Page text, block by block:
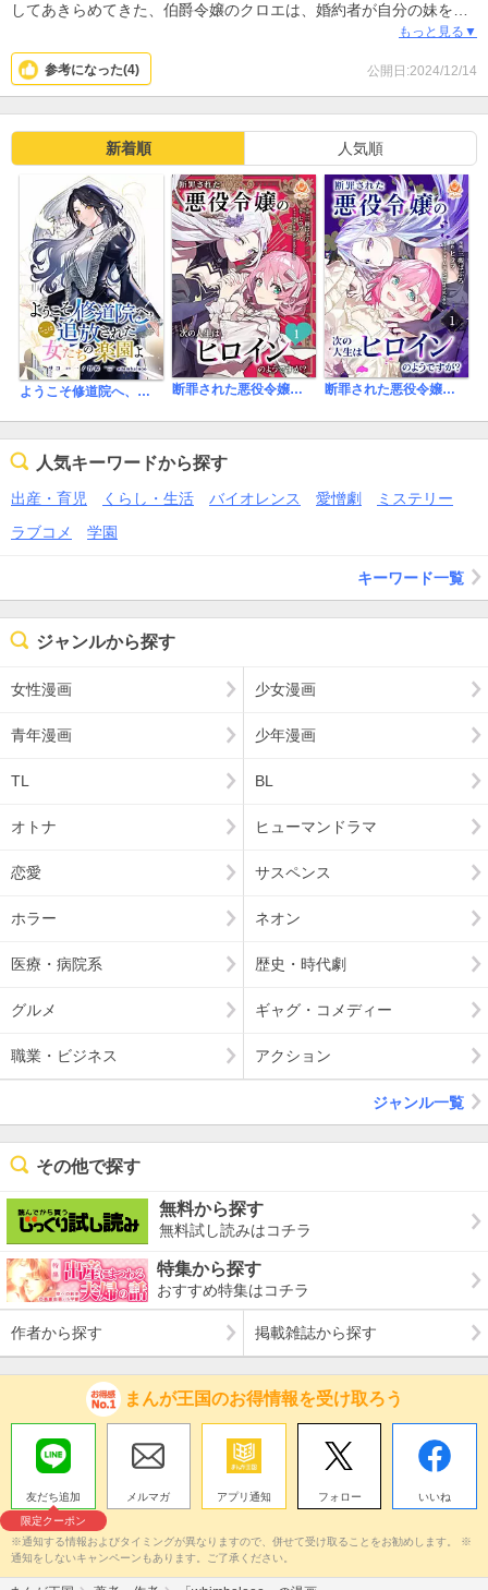
してあきらめてきた、伯爵令嬢のクロエは、婚約者が自分の妹を好
きになって捨てられたらところに、公爵家のレオネルが結婚を申し
込んでくる。クロエが婚約者を好きだったように、レオネルにもど
うやら思っていた人がいたようなんだけど、クロエはだんだんレオ
ネルに好意を持ち始めていて…2人が自分の思いをきちんと話さない
切なくて。我慢してあきらめてきたクロエには愛されて幸せになっ
てほしい!あらすじにあるように執着から溺愛になっていくのが早く
読みたい！！
もっと見る▼
公開日:2024/12/14
参考になった(4)
新着順 人気順
ようこそ修道院へ、ここは追放された女たちの楽園よ 【連載版】 断罪された悪役令嬢の次の人生はヒロインのようですが？【合本版】 断罪された悪役令嬢の次の人生はヒロインのようですが？
人気キーワードから探す
出産・育児 くらし・生活 バイオレンス 愛憎劇
ミステリー
ラブコメ
学園
キーワード一覧
ジャンルから探す
女性漫画 少女漫画
青年漫画 少年漫画
TL BL
オトナ ヒューマンドラマ
恋愛 サスペンス
ホラー ネオン
医療・病院系 歴史・時代劇
グルメ ギャグ・コメディー
職業・ビジネス アクション
ジャンル一覧
その他で探す
無料から探す
無料試し読みはコチラ
特集から探す
おすすめ特集はコチラ
作者から探す 掲載雑誌から探す
まんが王国のお得情報を受け取ろう
友だち追加
限定クーポン
メルマガ アプリ通知 フォロー いいね
※通知する情報およびタイミングが異なりますので、併せて受け取ることをお勧めします。 ※
通知をしないキャンペーンもあります。ご了承ください。